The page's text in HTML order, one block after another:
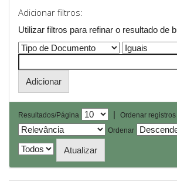
Adicionar filtros:
Utilizar filtros para refinar o resultado de
Resultados/Página |
Ordenar
Ordenar